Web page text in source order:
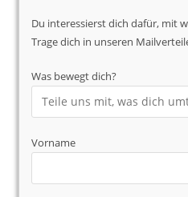
Du interessierst dich dafür, mit
Trage dich in unseren
Was bewegt dich?
Vorname